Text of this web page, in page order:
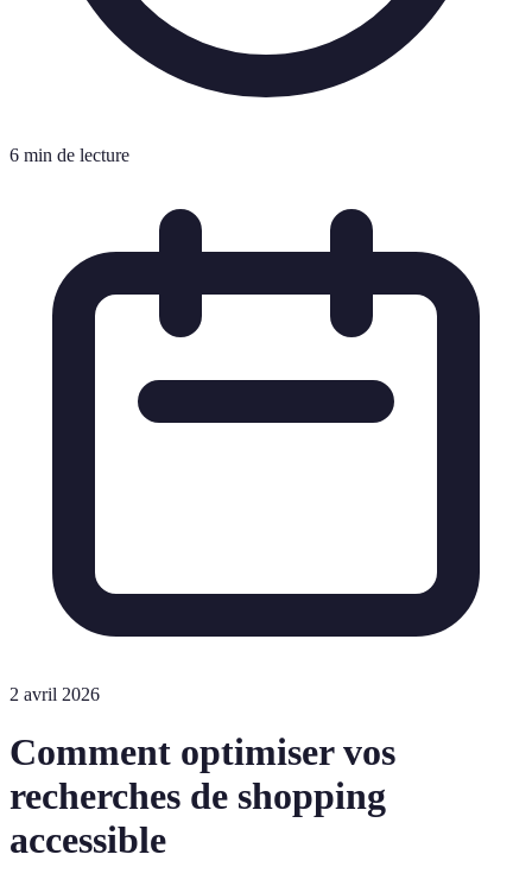
6 min de lecture
2 avril 2026
Comment optimiser vos
recherches de shopping
accessible